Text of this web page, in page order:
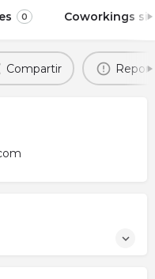
0 Coworkings
Compartir